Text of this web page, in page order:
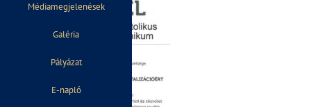
Médiamegjelenések
Galéria
Pályázat
E-napló